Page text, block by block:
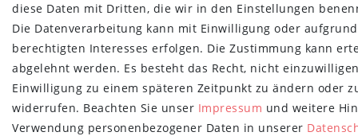
diese Daten mit Dritten, die wir in den Einstellungen
Die Datenverarbeitung kann mit Einwilligung oder
berechtigten Interesses erfolgen. Die Zustimmung kann
abgelehnt werden. Es besteht das Recht, nicht
Einwilligung zu einem späteren Zeitpunkt zu ändern oder
widerrufen. Beachten Sie unser Impressum und weitere
Verwendung personenbezogener Daten in unserer